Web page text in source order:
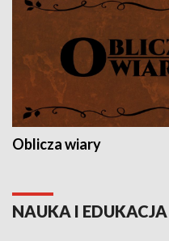
Oblicza wiary
NAUKA I EDUKACJA